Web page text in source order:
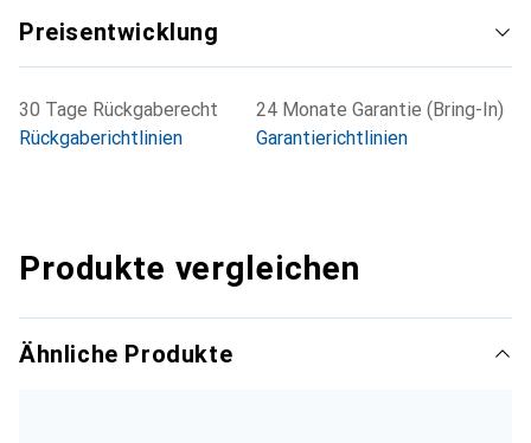
Preisentwicklung
30 Tage Rückgaberecht
Rückgaberichtlinien
24 Monate Garantie (Bring-In)
Garantierichtlinien
Produkte vergleichen
Ähnliche Produkte